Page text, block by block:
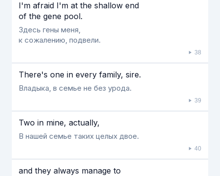
Ι'm afraid Ι'm at the shallow end
of the gene pool.
Здесь гены меня,
к сожалению, подвели.
38
There's one in every family, sire.
Владыка, в семье не без урода.
39
Two in mine, actually,
В нашей семье таких целых двое.
40
and they always manage to